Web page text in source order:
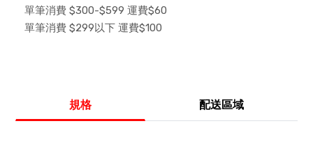
單筆消費 $300-$599 運費$60
單筆消費 $299以下 運費$100
規格 配送區域